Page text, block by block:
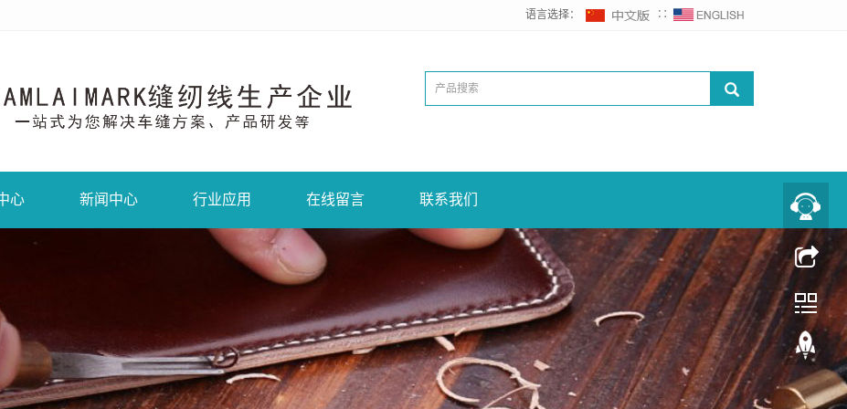
语言选择： ∷
心 新闻中心 行业应用 在线留言 联系我们